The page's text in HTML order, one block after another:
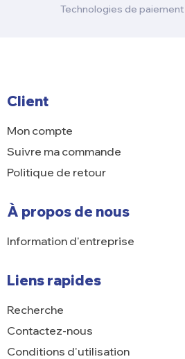
Technologies de
Client
Mon compte
Suivre ma commande
Politique de retour
À propos de nous
Information d'entreprise
Liens rapides
Recherche
Contactez-nous
Conditions d'utilisation